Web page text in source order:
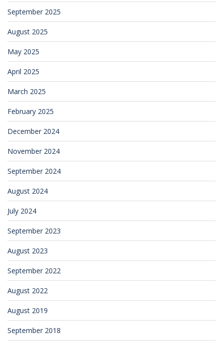
September 2025
August 2025
May 2025
April 2025
March 2025
February 2025
December 2024
November 2024
September 2024
August 2024
July 2024
September 2023
August 2023
September 2022
August 2022
August 2019
September 2018